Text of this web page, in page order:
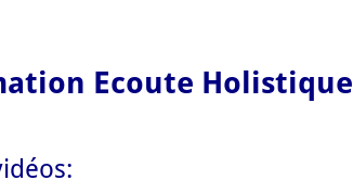
Ecoute Holistique